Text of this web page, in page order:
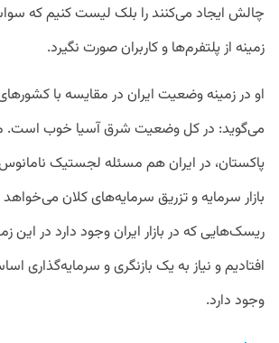
چالش ایجاد می‌کنند را بلک لیست کنیم که
زمینه از پلتفرم‌ها و کاربران صورت نگیرد.
او در زمینه وضعیت ایران در مقایسه با
می‌گوید: در کل وضعیت شرق آسیا خوب است.
پاکستان، در ایران هم مسئله لجستیک
بازار سرمایه و تزریق سرمایه‌های کلان
ریسک‌هایی که در بازار ایران وجود دارد در این
افتادیم و نیاز به یک بازنگری و سرمایه‌گذاری
وجود دارد.